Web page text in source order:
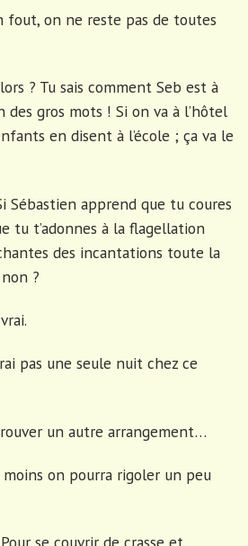
fout, on ne reste pas de toutes
? Tu sais comment Seb est à
des gros mots ! Si on va à l’hôtel
en disent à l’école ; ça va le
Sébastien apprend que tu coures
tu t’adonnes à la flagellation
des incantations toute la
?
pas une seule nuit chez ce
un autre arrangement…
on pourra rigoler un peu